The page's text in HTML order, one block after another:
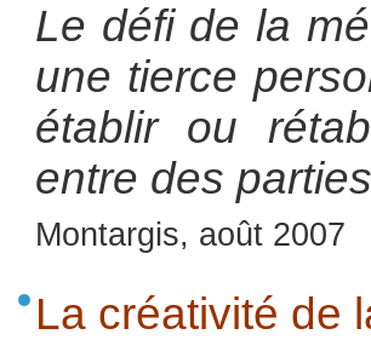
Le défi de la
une tierce
établir ou
entre des
Montargis, août 2007
La créativité de